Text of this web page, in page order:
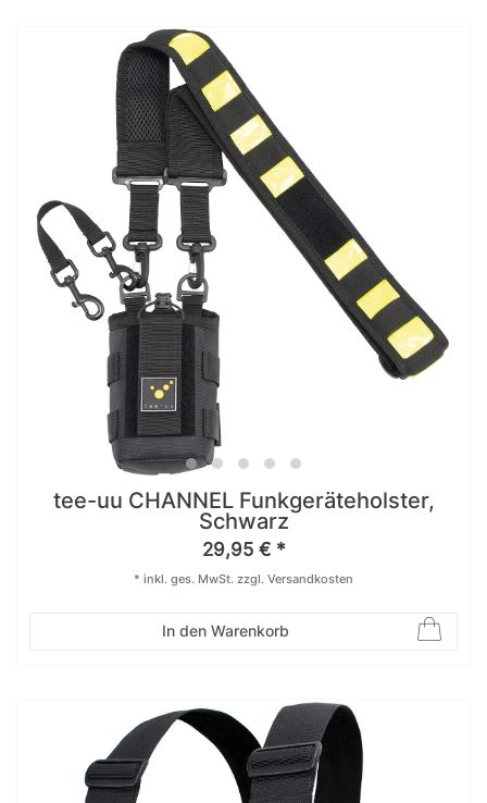
tee-uu CHANNEL Funkgeräteholster,
Schwarz
29,95 € *
In den Warenkorb
* inkl. ges. MwSt. zzgl. Versandkosten